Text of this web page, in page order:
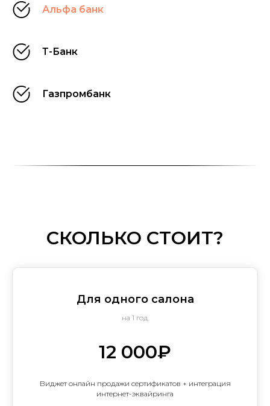
Альфа банк
Т-Банк
Газпромбанк
СКОЛЬКО СТОИТ?
Для одного салона
на 1 год
12 000₽
Виджет онлайн продажи сертификатов + интеграция
интернет-эквайринга